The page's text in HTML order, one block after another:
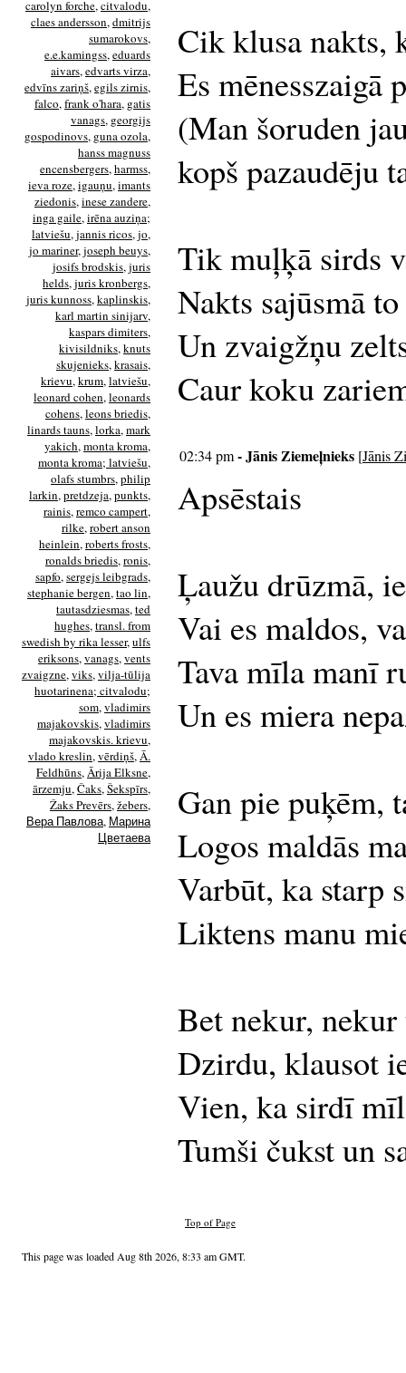
carolyn forche,citvalodu,
claes andersson,dmitrijs
sumarokovs,
e.e.kamingss,eduards
aivars,edvarts virza,
edvīns zariņš,egils zirnis,
falco,frank o'hara, gatis
vanags, georgijs
gospodinovs, guna ozola,
hanss magnuss
encensbergers,harmss,
ieva roze,igauņu,imants
ziedonis,inese zandere,
inga gaile,irēna auziņa;
latviešu,jannis ricos,jo,
jo mariner,joseph beuys,
josifs brodskis,juris
helds,juris kronbergs,
juris kunnoss,kaplinskis,
karl martin sinijarv,
kaspars dimiters,
kivisildniks,knuts
skujenieks,krasais,
krievu,krum,latviešu,
leonard cohen,leonards
cohens,leons briedis,
linards tauns,lorka,mark
yakich,monta kroma,
monta kroma; latviešu,
olafs stumbrs,philip
larkin,pretdzeja,punkts,
rainis,remco campert,
rilke,robert anson
heinlein,roberts frosts,
ronalds briedis,ronis,
sapfo,sergejs leibgrads,
stephanie bergen,tao lin,
tautasdziesmas,ted
hughes,transl. from
swedish by rika lesser,ulfs
eriksons,vanags,vents
zvaigzne,viks,vilja-tūlija
huotarinena; citvalodu;
som,vladimirs
majakovskis,vladimirs
majakovskis. krievu,
vlado kreslin,vērdiņš,Ā.
Feldhūns,Ārija Elksne,
ārzemju,Čaks,Šekspīrs,
Žaks Prevērs,žebers,
Вера Павлова, Марина
Цветаева
Cik klusa nakts,
Es
(Man šoruden
kopš pazaudēju
Tik muļķā sirds
Nakts sajūsmā
Un zvaigžņu
Caur koku
02:34 pm- Jānis Ziemeļnieks [Jānis
Apsēstais
Ļaužu drūzmā,
Vai es maldos,
Tava mīla manī
Un es miera
Gan pie puķēm,
Logos maldās
Varbūt, ka starp
Liktens manu
Bet nekur, nekur
Dzirdu, klausot
Vien, ka sirdī
Tumši čukst un
Top of Page
This page was loaded Aug 8th 2026, 8:33 am GMT.